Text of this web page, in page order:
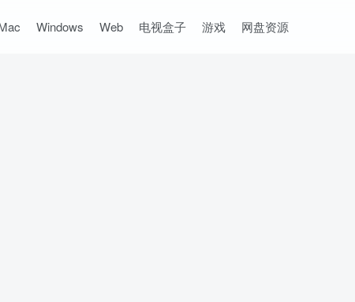
Windows Web 电视盒子 游戏 网盘资源